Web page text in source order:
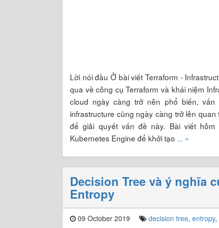
Lời nói đầu Ở bài viết Terraform -
qua về công cụ Terraform và khái niệm
cloud ngày càng trở nên phổ biến,
infrastructure cũng ngày càng trở lên
để giải quyết vấn đề này. Bài viết
Kubernetes Engine để khởi tạo ... »
Decision Tree và ý nghĩa
Entropy
09 October 2019 decision tree, entropy,